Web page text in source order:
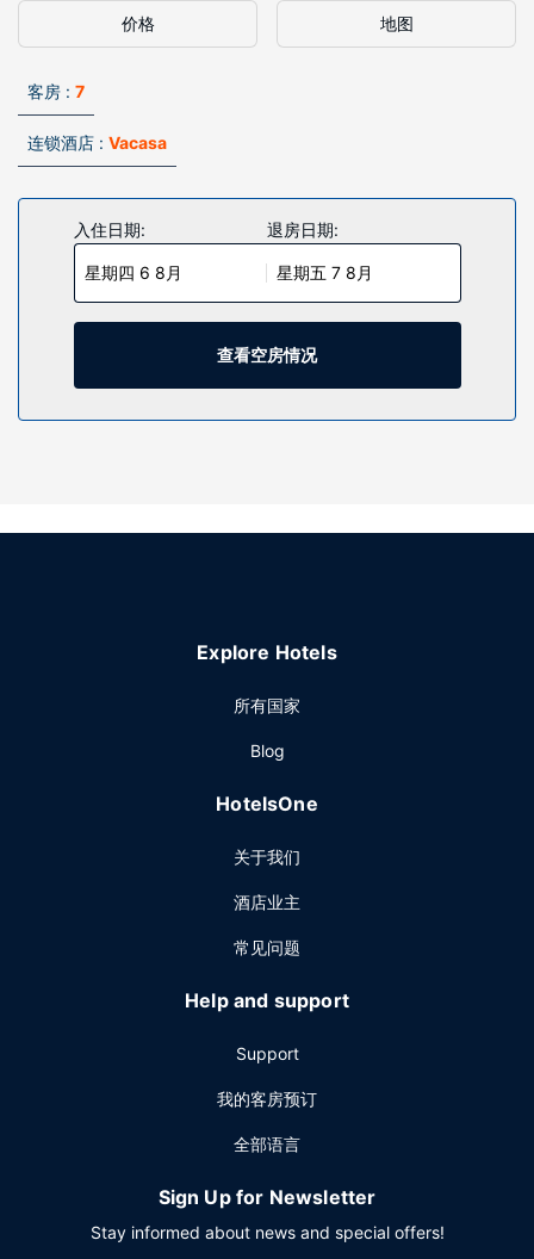
价格 地图
客房 : 7
连锁酒店 : Vacasa
入住日期:
星期四 6 8月
退房日期:
星期五 7 8月
查看空房情况
Explore Hotels
所有国家
Blog
HotelsOne
关于我们
酒店业主
常见问题
Help and support
Support
我的客房预订
全部语言
Sign Up for Newsletter
Stay informed about news and special offers!